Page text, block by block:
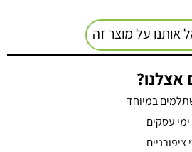
אותנו על מוצר זה
אצלנו?
במיוחד
עסקים